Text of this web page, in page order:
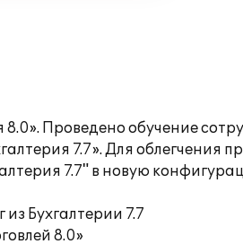
Проведено обучение
7.7». Для облегчения
7.7" в новую
Бухгалтерии 7.7
8.0»